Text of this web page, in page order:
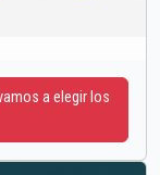
a elegir los